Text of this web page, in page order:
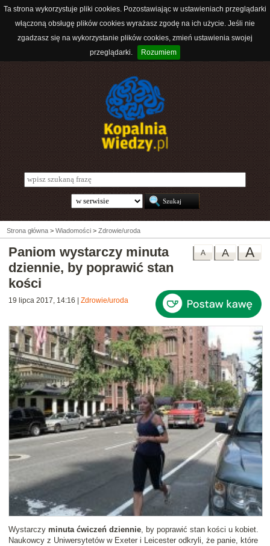
Ta strona wykorzystuje pliki cookies. Pozostawiając w ustawieniach przeglądarki
włączoną obsługę plików cookies wyrażasz zgodę na ich użycie. Jeśli nie
zgadzasz się na wykorzystanie plików cookies, zmień ustawienia swojej
przeglądarki.
Rozumiem
Strona główna > Wiadomości > Zdrowie/uroda
A
A
A
Paniom wystarczy minuta
dziennie, by poprawić stan
kości
19 lipca 2017, 14:16 Zdrowie/uroda
Wystarczy minuta ćwiczeń dziennie, by poprawić stan kości u kobiet.
Naukowcy z Uniwersytetów w Exeter i Leicester odkryli, że panie, które